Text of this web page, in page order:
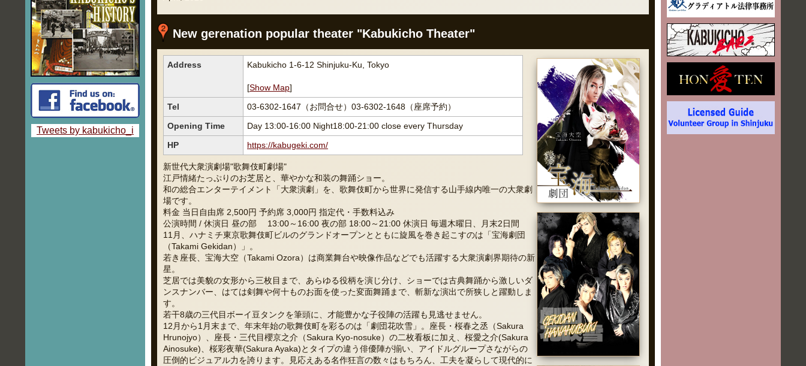
Tweets by kabukicho_i
New gerenation popular theater "Kabukicho Theater"
Address Kabukicho 1-6-12 Shinjuku-Ku, Tokyo
[Show Map]
Tel
03-6302-1647（お問合せ）03-6302-1648（座席予約）
Opening Time
Day 13:00-16:00 Night18:00-21:00 close every Thursday
HP
https://kabugeki.com/
新世代大衆演劇場"歌舞伎町劇場"
江戸情緒たっぷりのお芝居と、華やかな和装の舞踊ショー。
和の総合エンターテイメント「大衆演劇」を、歌舞伎町から世界に発信する山手線内唯一の大衆劇
場です。
料金 当日自由席 2,500円 予約席 3,000円 指定代・手数料込み
公演時間 / 休演日 昼の部 13:00～16:00 夜の部 18:00～21:00 休演日 毎週木曜日、月末2日間
11月、ハナミチ東京歌舞伎町ビルのグランドオープンとともに旋風を巻き起こすのは「宝海劇団
（Takami Gekidan）」。
若き座長、宝海大空（Takami Ozora）は商業舞台や映像作品などでも活躍する大衆演劇界期待の新
星。
芝居では美貌の女形から三枚目まで、あらゆる役柄を演じ分け、ショーでは古典舞踊から激しいダ
ンスナンバー、はては剣舞や何十ものお面を使った変面舞踊まで、斬新な演出で所狭しと躍動しま
す。
若干8歳の三代目ボーイ豆タンクを筆頭に、才能豊かな子役陣の活躍も見逃せません。
12月から1月末まで、年末年始の歌舞伎町を彩るのは「劇団花吹雪」。座長・桜春之丞（Sakura
Hrunojyo）、座長・三代目櫻京之介（Sakura Kyo-nosuke）の二枚看板に加え、桜愛之介(Sakura
Ainosuke)、桜彩夜華(Sakura Ayaka)とタイプの違う俳優陣が揃い、アイドルグループさながらの
圧倒的ビジュアル力を誇ります。見応えある名作狂言の数々はもちろん、工夫を凝らして現代的に